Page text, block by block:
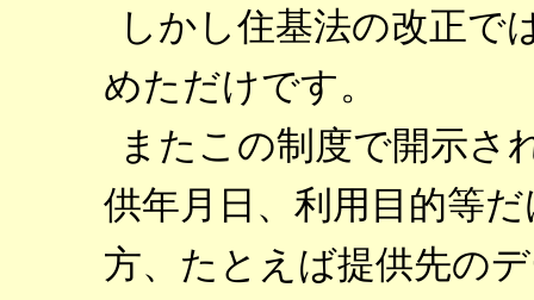
しかし住基法の改正で
めただけです。
またこの制度で開示さ
供年月日、利用目的等
方、たとえば提供先の